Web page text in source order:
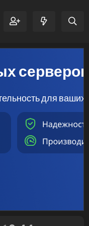
серверов
для ваших